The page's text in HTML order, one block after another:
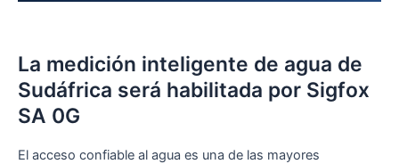
La medición inteligente de agua de
Sudáfrica será habilitada por Sigfox
SA 0G
El acceso confiable al agua es una de las mayores